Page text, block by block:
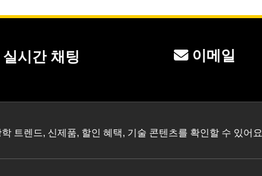
실시간 채팅 이메일
트렌드, 신제품, 할인 혜택, 기술 콘텐츠를 확인할 수 있어요